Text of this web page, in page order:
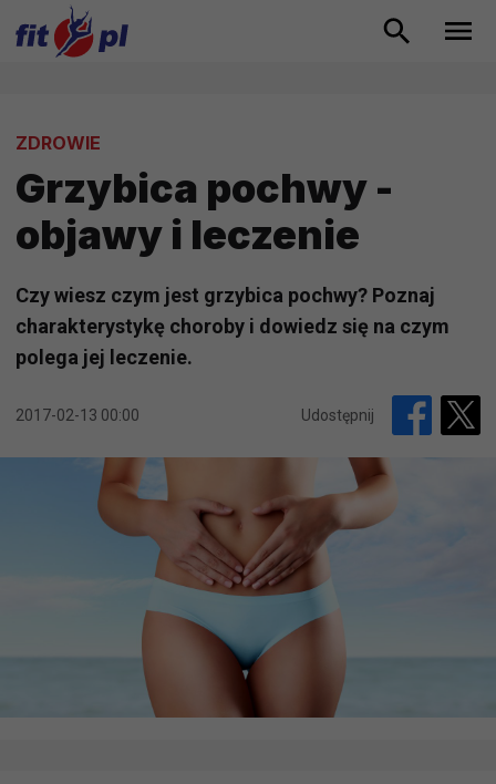
ZDROWIE
Grzybica pochwy -
objawy i leczenie
Czy wiesz czym jest grzybica pochwy? Poznaj
charakterystykę choroby i dowiedz się na czym
polega jej leczenie.
2017-02-13 00:00 Udostępnij